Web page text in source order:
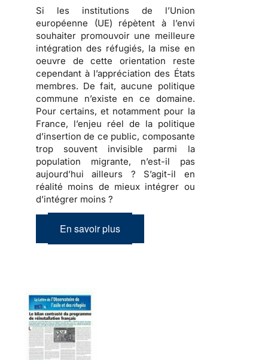
Si les institutions de l’Union
européenne (UE) répètent à l’envi
souhaiter promouvoir une meilleure
intégration des réfugiés, la mise en
oeuvre de cette orientation reste
cependant à l’appréciation des États
membres. De fait,aucune politique
commune n’existe en ce domaine.
Pour certains, et notamment pour la
France, l’enjeu réel de la politique
d’insertion de ce public, composante
trop souvent invisible parmi la
population migrante, n’est-il pas
aujourd’hui ailleurs ? S’agit-il en
réalité moins de mieux intégrer ou
d’intégrer moins ?
En savoir plus